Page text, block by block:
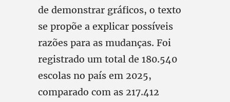
de demonstrar gráficos, o texto
se propõe a explicar possíveis
razões para as mudanças. Foi
registrado um total de 180.540
escolas no país em 2025,
comparado com as 217.412